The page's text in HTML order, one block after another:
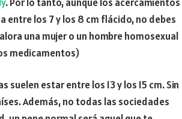
entre los 7 y los 8 cm flácido, no debes
una mujer o un hombre homosexual
medicamentos)
suelen estar entre los 13 y los 15 cm. Sin
Además, no todas las sociedades